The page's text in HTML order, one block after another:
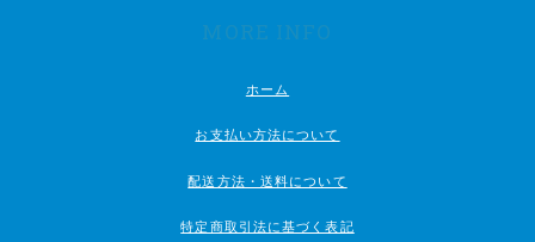
MORE INFO
ホーム
お支払い方法について
配送方法・送料について
特定商取引法に基づく表記